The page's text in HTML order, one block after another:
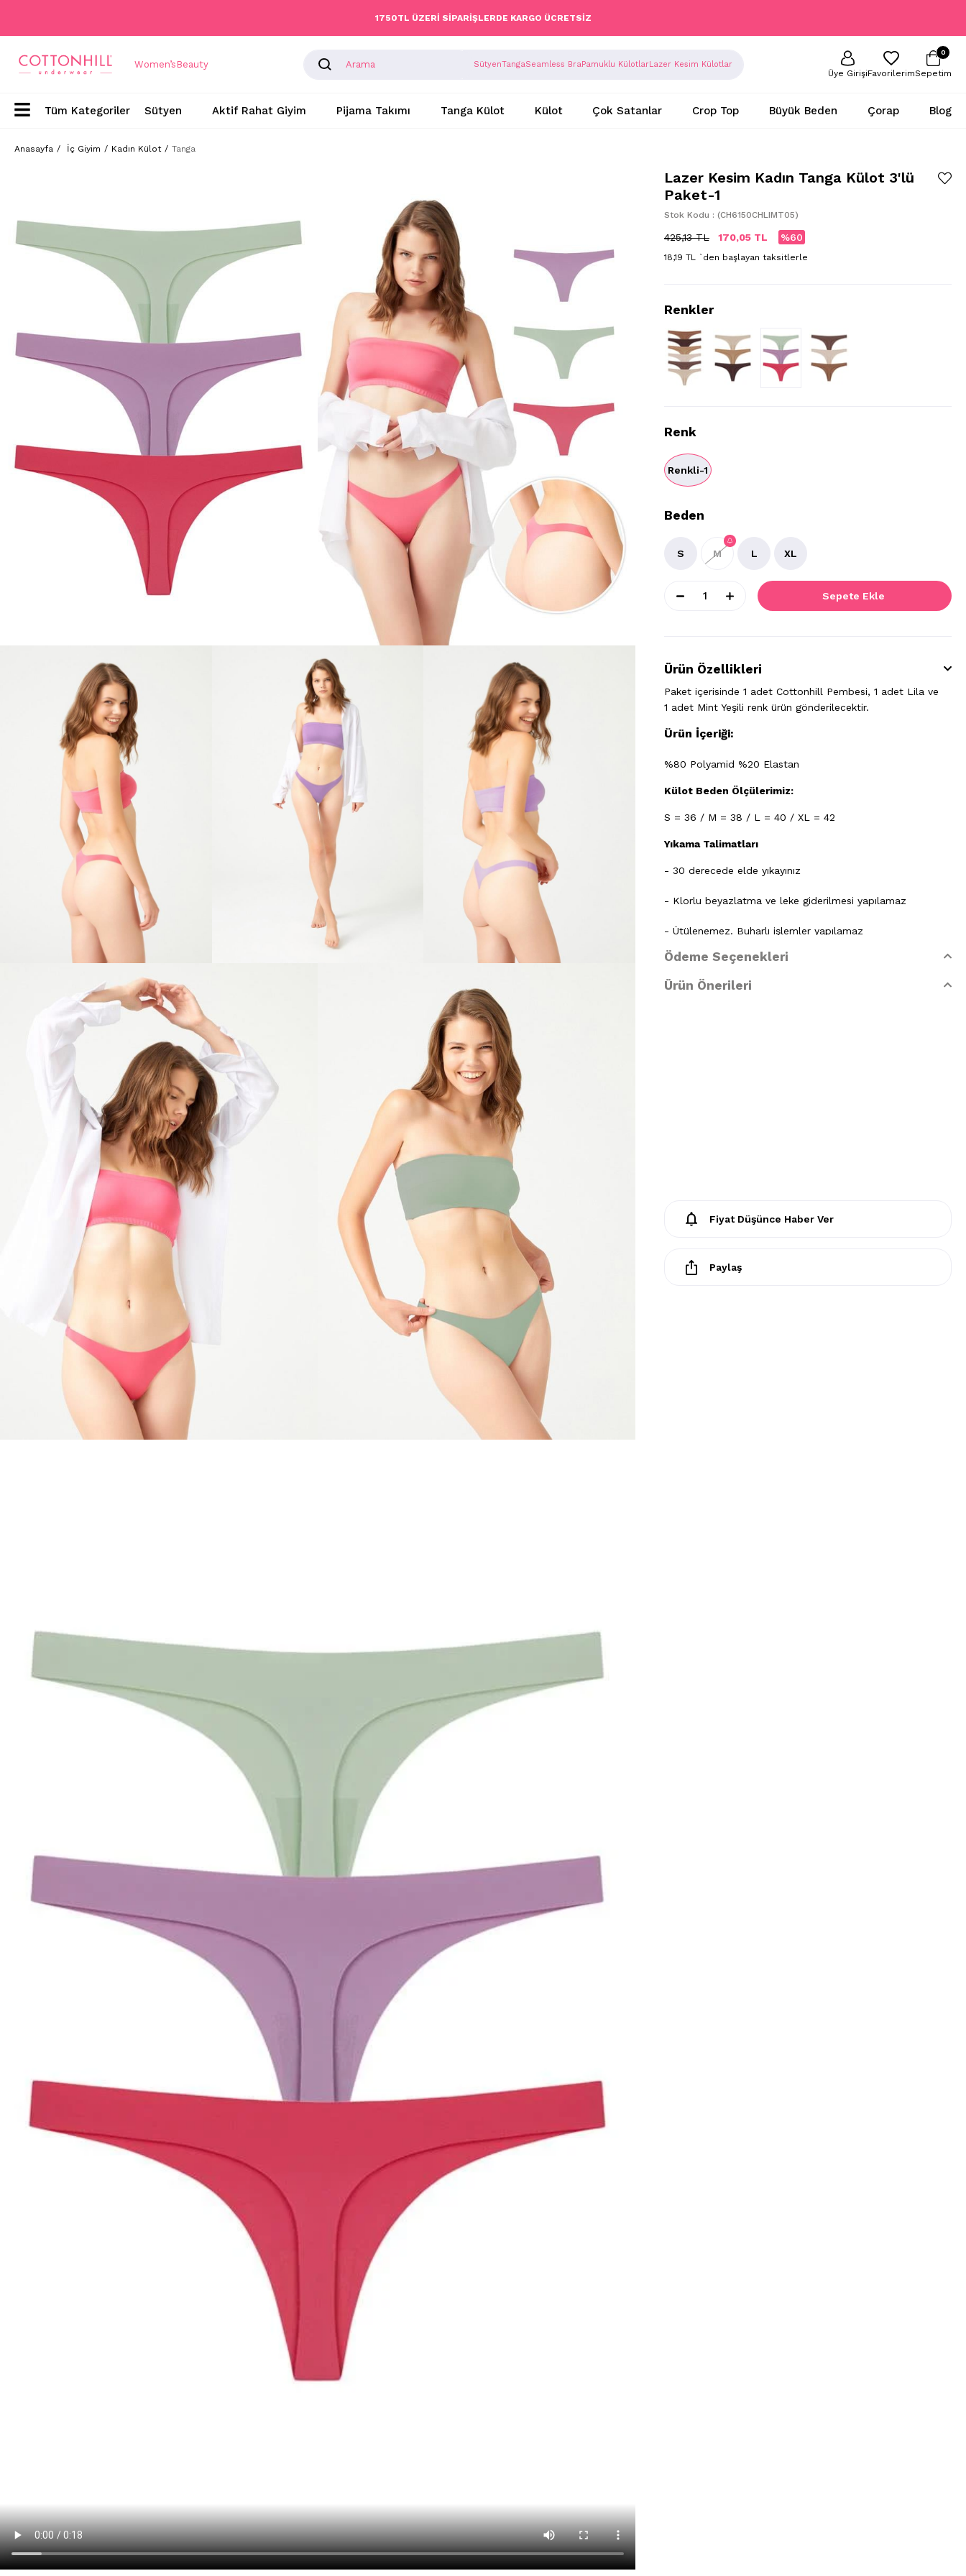
1750TL ÜZERİ SİPARİŞLERDE KARGO ÜCRETSİZ
Women’s Beauty SütyenTangaSeamless BraPamuklu KülotlarLazer Kesim Külotlar
Üye GirişiFavorilerimSepetim
0
Sütyen Aktif Rahat Giyim Pijama Takımı Tanga Külot Külot Çok Satanlar Crop Top Büyük Beden Çorap Blog
Anasayfa İç Giyim Kadın Külot Tanga
Lazer Kesim Kadın Tanga Külot 3'lü
Paket-1
Stok Kodu (CH6150CHLIMT05)
425,13 TL 170,05 TL 60
18,19 TL `den başlayan taksitlerle
Renk
Renkli-1
Beden
S M L XL
Ürün Özellikleri
Paket içerisinde 1 adet Cottonhill Pembesi, 1 adet Lila ve
1 adet Mint Yeşili renk ürün gönderilecektir.
Ürün İçeriği:
%80 Polyamid %20 Elastan
Külot Beden Ölçülerimiz:
S = 36 / M = 38 / L = 40 / XL = 42
Yıkama Talimatları
- 30 derecede elde yıkayınız
- Klorlu beyazlatma ve leke giderilmesi yapılamaz
- Ütülenemez. Buharlı işlemler yapılamaz
- Kuru temizleme işlemine izin verilemez.
- Lekelerin çözücülerle giderilmesine izin verilmez
Ödeme Seçenekleri
Ürün Önerileri
Fiyat Düşünce Haber Ver
Paylaş